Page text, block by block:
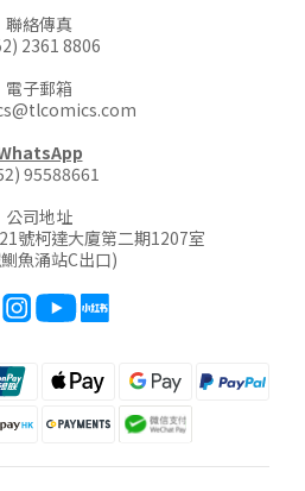
聯絡傳真
2361 8806
電子郵箱
95588661
公司地址
號柯達大廈第二期1207室
魚涌站C出口)